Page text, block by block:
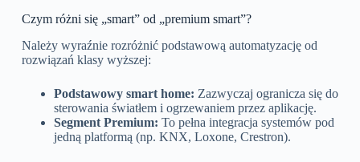
Czym różni się „smart” od „premium smart”?
Należy wyraźnie rozróżnić podstawową automatyzację od
rozwiązań klasy wyższej:
Podstawowy smart home: Zazwyczaj ogranicza się do
sterowania światłem i ogrzewaniem przez aplikację.
Segment Premium: To pełna integracja systemów pod
jedną platformą (np. KNX, Loxone, Crestron).